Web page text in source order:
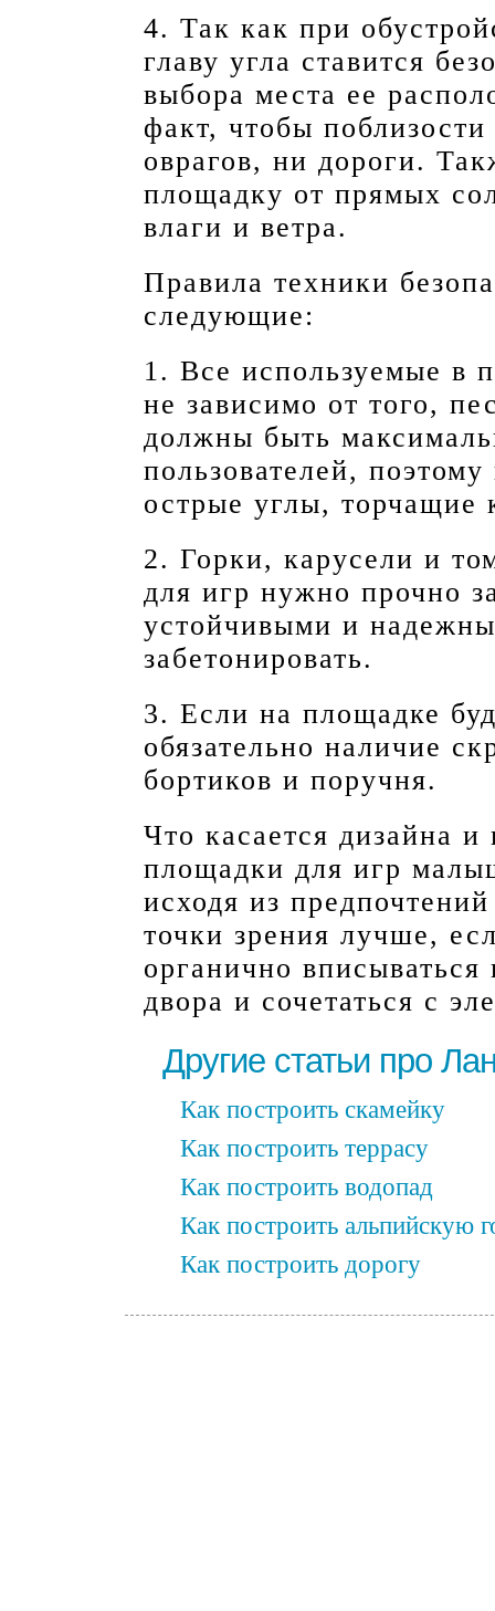
4. Так как при
главу угла ставится
выбора места ее
факт, чтобы
оврагов, ни дороги.
площадку от прямых
влаги и ветра.
Правила техники
следующие:
1. Все используемые в
не зависимо от того,
должны быть
пользователей,
острые углы, торчащие
2. Горки, карусели и
для игр нужно прочно
устойчивыми и
забетонировать.
3. Если на площадке
обязательно наличие
бортиков и поручня.
Что касается дизайна
площадки для игр
исходя из
точки зрения лучше,
органично
двора и сочетаться с
Другие статьи про
Как построить скамейку
Как построить террасу
Как построить водопад
Как построить альпийскую
Как построить дорогу